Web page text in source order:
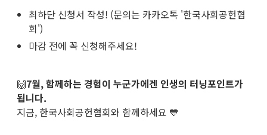
최하단 신청서 작성! (문의는 카카오톡 '한국사회공헌협
회')
마감 전에 꼭 신청해주세요!
🙌7월, 함께하는 경험이 누군가에겐 인생의 터닝포인트가
됩니다.
지금, 한국사회공헌협회와 함께하세요 💙